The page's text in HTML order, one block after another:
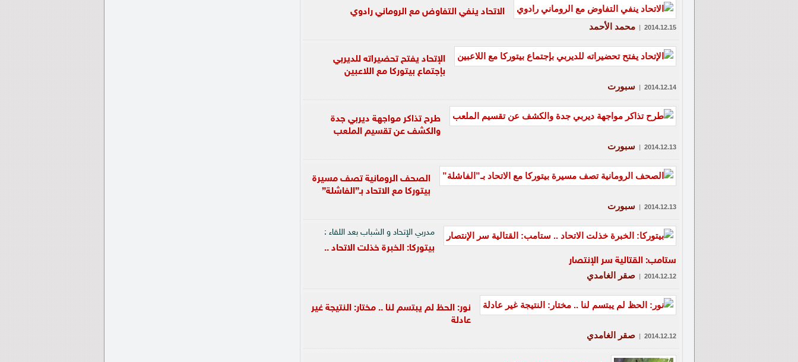
الاتحاد ينفي التفاوض مع الروماني رادوي
2014.12.15
| محمد الأحمد
الإتحاد يفتح تحضيراته للديربي
بإجتماع بيتوركا مع اللاعبين
2014.12.14
| سبورت
طرح تذاكر مواجهة ديربي جدة
والكشف عن تقسيم الملعب
2014.12.13
| سبورت
الصحف الرومانية تصف مسيرة
بيتوركا مع الاتحاد بـ”الفاشلة”
2014.12.13
| سبورت
مدربي الإتحاد و الشباب بعد اللقاء :
بيتوركا: الخبرة خذلت الاتحاد ..
ستامب: القتالية سر الإنتصار
2014.12.12
| صقر الغامدي
نور: الحظ لم يبتسم لنا .. مختار: النتيجة غير
عادلة
2014.12.12
| صقر الغامدي